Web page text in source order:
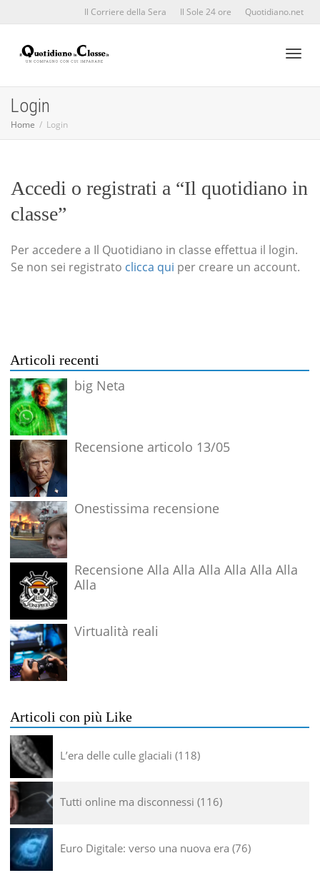
Il Corriere della Sera Il Sole 24 ore Quotidiano.net
Login
Home Login
Accedi o registrati a “Il quotidiano in
classe”
Per accedere a Il Quotidiano in classe effettua il login.
Se non sei registrato clicca qui per creare un account.
Articoli recenti
big Neta
Recensione articolo 13/05
Onestissima recensione
Recensione Alla Alla Alla Alla Alla Alla
Alla
Virtualità reali
Articoli con più Like
L’era delle culle glaciali 118
Tutti online ma disconnessi 116
Euro Digitale: verso una nuova era 76